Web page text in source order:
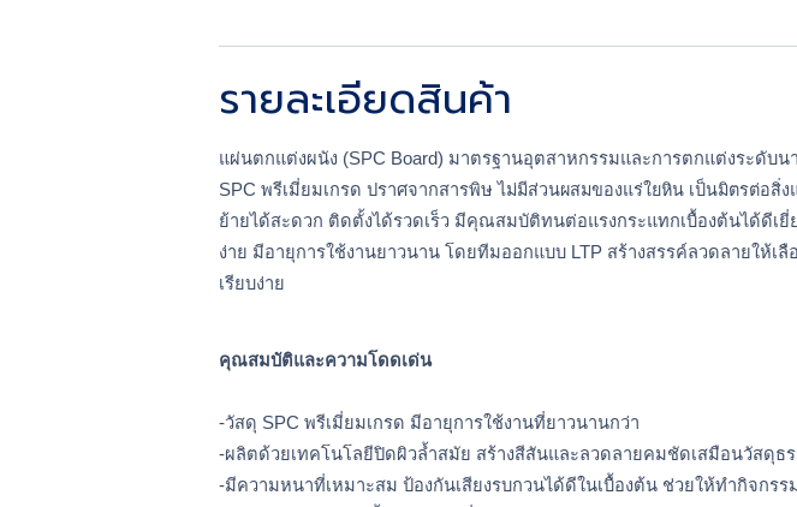
รายละเอียดสินค้า
แผ่นตกแต่งผนัง (SPC Board) มาตรฐานอุตสาหกรรมและการตกแต่งระดับ
SPC พรีเมี่ยมเกรด ปราศจากสารพิษ ไม่มีส่วนผสมของแร่ใยหิน เป็นมิตรต่อสิ่
ย้ายได้สะดวก ติดตั้งได้รวดเร็ว มีคุณสมบัติทนต่อแรงกระแทกเบื้องต้นได้ดีเ
ง่าย มีอายุการใช้งานยาวนาน โดยทีมออกแบบ LTP สร้างสรรค์ลวดลายให้
เรียบง่าย
คุณสมบัติและความโดดเด่น
-วัสดุ SPC พรีเมี่ยมเกรด มีอายุการใช้งานที่ยาวนานกว่า
-ผลิตด้วยเทคโนโลยีปิดผิวล้ำสมัย สร้างสีสันและลวดลายคมชัดเสมือนวัสดุธ
-มีความหนาที่เหมาะสม ป้องกันเสียงรบกวนได้ดีในเบื้องต้น ช่วยให้ทำกิจกร